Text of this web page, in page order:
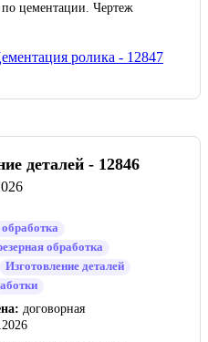
цементации. Чертеж
деталей - 12846
обработка
Изготовление деталей
договорная